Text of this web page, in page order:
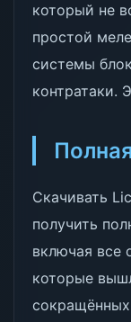
который не
простой
системы
контратаки.
Скачивать
получить
включая все
которые